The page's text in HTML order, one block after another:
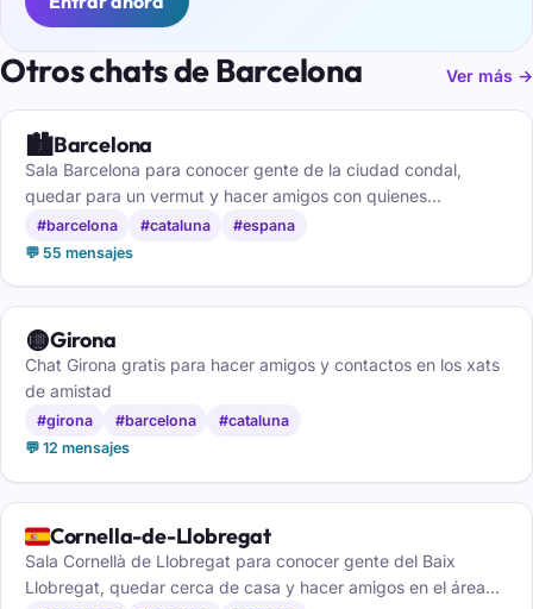
Otros chats de Barcelona Ver más →
🏙️Barcelona
Sala Barcelona para conocer gente de la ciudad condal,
quedar para un vermut y hacer amigos con quienes
comparten tu barrio.
#barcelona #cataluna
#espana
💬 55 mensajes
🟡Girona
Chat Girona gratis para hacer amigos y contactos en los xats
de amistad
#girona #barcelona
#cataluna
💬 12 mensajes
🇪🇸Cornella-de-Llobregat
Sala Cornellà de Llobregat para conocer gente del Baix
Llobregat, quedar cerca de casa y hacer amigos en el área